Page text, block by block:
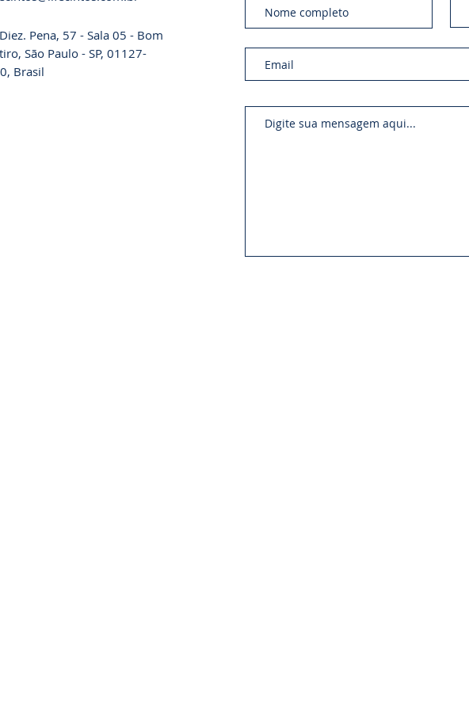
Pena, 57 - Sala 05 - Bom
São Paulo - SP, 01127-
Brasil